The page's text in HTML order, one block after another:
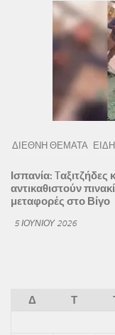
ΔΙΕΘΝΗ ΘΕΜΑΤΑ
Ισπανία:
αντικαθιστούν
μεταφορές στο Βίγο
5 ΙΟΥΝΊΟΥ 2026
Δ Τ